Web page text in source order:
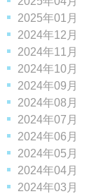
2025年01月
2024年12月
2024年11月
2024年10月
2024年09月
2024年08月
2024年07月
2024年06月
2024年05月
2024年04月
2024年03月